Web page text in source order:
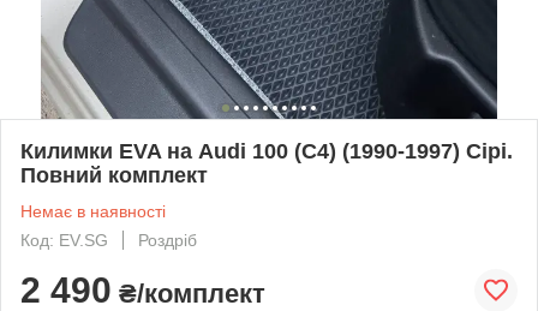
Килимки EVA на Audi 100 (C4) (1990-1997) Сірі.
Повний комплект
Немає в наявності
Код: EV.SG
Роздріб
2 490 ₴/комплект